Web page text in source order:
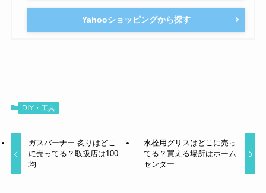
Yahooショッピングから探す
DIY・工具
ガスバーナー 炙りはどこ
に売ってる？取扱店は100
均
水栓用グリスはどこに売っ
てる？買える場所はホーム
センター